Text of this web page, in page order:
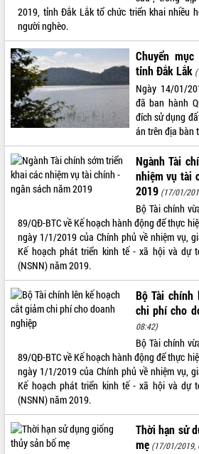
THÔNG TIN CHỈ ĐẠO ĐIỀU HÀNH
HỆ THỐNG VĂN BẢN
VĂN BẢN HĐND TỈNH
ĐIỂM TIN VĂN BẢN
QUY HOẠCH - KẾ HOẠCH
VIDEO
2019, tỉnh Đắk Lắk tổ chức triển khai nhiều
người nghèo.
Chuyển
tỉnh Đắk Lắk
Ngày 14/01/
đã ban hành
đích sử dụng
án trên địa bàn
Ngành Tài
nhiệm vụ tài
2019 (17/01/
Bộ Tài chính
89/QĐ-BTC về Kế hoạch hành động để thực
ngày 1/1/2019 của Chính phủ về nhiệm vụ,
Kế hoạch phát triển kinh tế - xã hội và dự
(NSNN) năm 2019.
Bộ Tài chính
chi phí cho
08:42)
Bộ Tài chính
89/QĐ-BTC về Kế hoạch hành động để thực
ngày 1/1/2019 của Chính phủ về nhiệm vụ,
Kế hoạch phát triển kinh tế - xã hội và dự
(NSNN) năm 2019.
Thời hạn sử
mẹ (17/01/2019,